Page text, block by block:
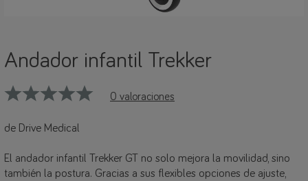
Andador infantil Trekker
0 valoraciones
de Drive Medical
El andador infantil Trekker GT no solo mejora la movilidad, sino
también la postura. Gracias a sus flexibles opciones de ajuste,